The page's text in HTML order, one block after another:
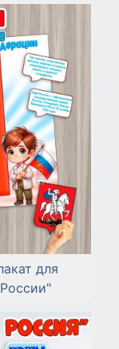
для